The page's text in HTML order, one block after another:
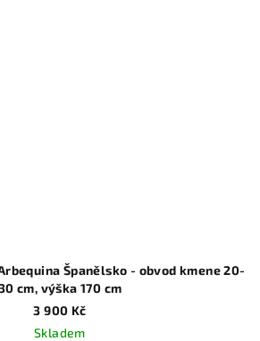
Španělsko - obvod kmene 20-
cm, výška 170 cm
3 900 Kč
Skladem